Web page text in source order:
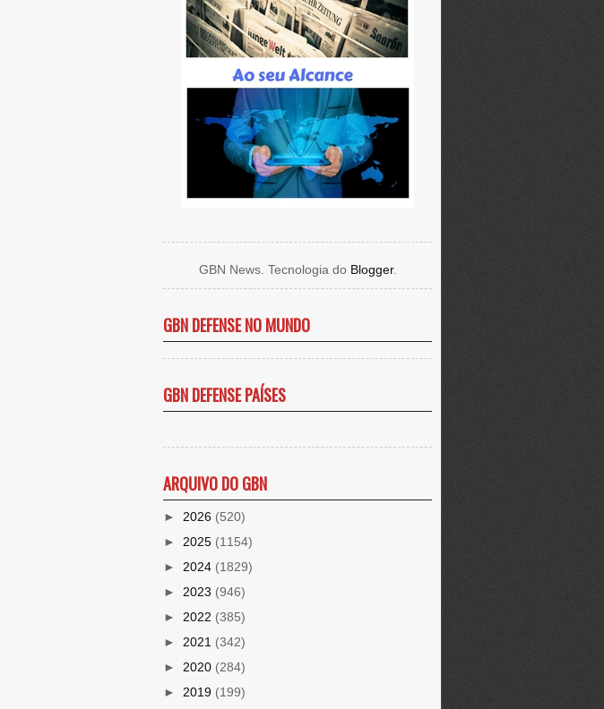
GBN News. Tecnologia do Blogger.
GBN DEFENSE NO MUNDO
GBN DEFENSE PAÍSES
ARQUIVO DO GBN
► 2026 (520)
► 2025 (1154)
► 2024 (1829)
► 2023 (946)
► 2022 (385)
► 2021 (342)
► 2020 (284)
► 2019 (199)